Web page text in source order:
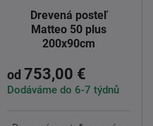
Drevená posteľ
Matteo 50 plus
200x90cm
od 753,00 €
Dodáváme do 6-7 týdnů